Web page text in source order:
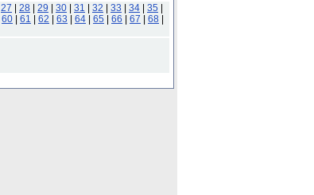
27 28 29 30 31 32 33 34 35
60 61 62 63 64 65 66 67 68